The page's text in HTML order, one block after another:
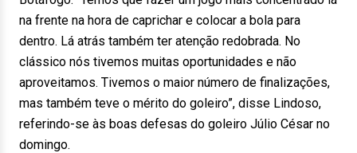
na frente na hora de caprichar e colocar a bola para
dentro. Lá atrás também ter atenção redobrada. No
clássico nós tivemos muitas oportunidades e não
aproveitamos. Tivemos o maior número de finalizações,
mas também teve o mérito do goleiro”, disse Lindoso,
referindo-se às boas defesas do goleiro Júlio César no
domingo.